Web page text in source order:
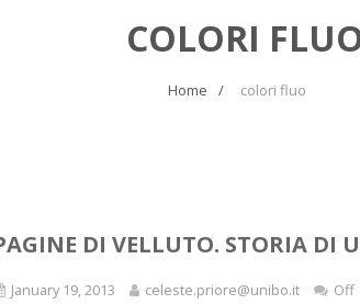
COLORI
Home colori fluo
DI VELLUTO. STORIA DI
January 19, 2013 celeste.priore@unibo.it Off